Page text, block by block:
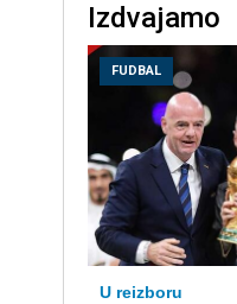
Izdvajamo
FUDBAL
U reizboru